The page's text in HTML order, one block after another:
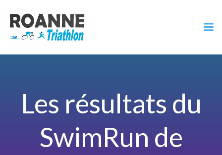
Les résultats du
SwimRun de